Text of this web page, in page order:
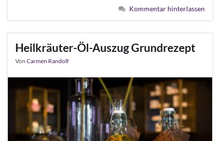
Kommentar hinterlassen
Heilkräuter-Öl-Auszug Grundrezept
Von Carmen Randolf